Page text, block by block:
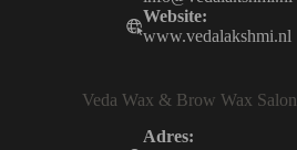
Website:
www.vedalakshmi.nl
Veda Wax & Brow Wax Salon
Adres: